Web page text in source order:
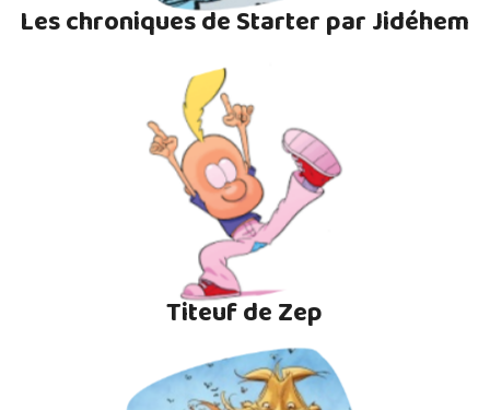
Les chroniques de Starter par Jidéhem
Titeuf de Zep